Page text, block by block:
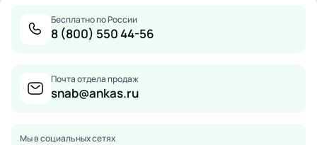
Бесплатно по России
8 (800) 550 44-56
Почта отдела продаж
snab@ankas.ru
Мы в социальных сетях